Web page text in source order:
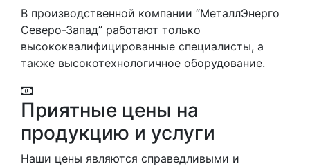
В производственной компании “МеталлЭнерго
Северо-Запад” работают только
высококвалифицированные специалисты, а
также высокотехнологичное оборудование.
Приятные цены на
продукцию и услуги
Наши цены являются справедливыми и